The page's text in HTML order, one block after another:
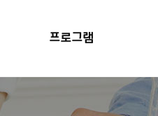
프로그램